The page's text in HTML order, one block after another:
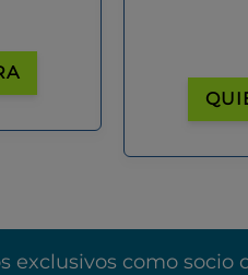
como socio